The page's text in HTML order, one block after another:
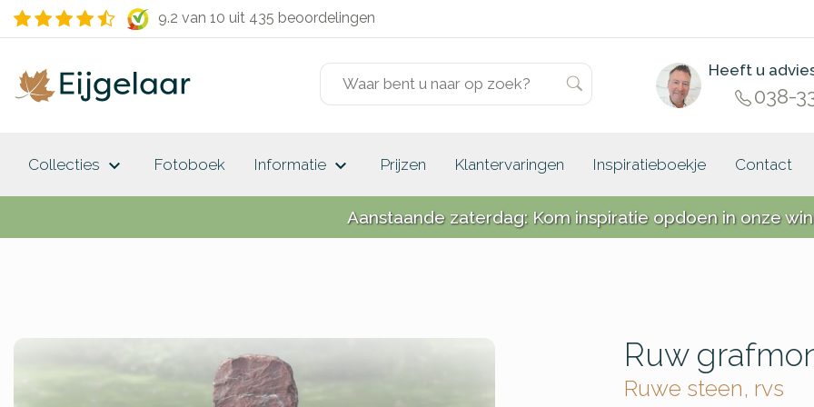
9.2 van 10 uit 435 beoordelingen
Heeft u
038-
Collecties keyboard_arrow_down Fotoboek Informatie keyboard_arrow_down Prijzen Klantervaringen Inspiratieboekje Contact
Aanstaande zaterdag: Kom inspiratie opdoen in onze
Ruw
Ruwe steen, rvs